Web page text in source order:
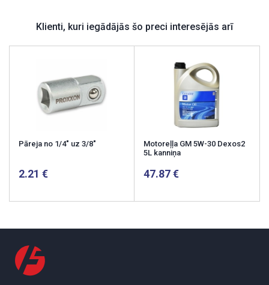
Klienti, kuri iegādājās šo preci interesējās arī
Pāreja no 1/4" uz 3/8"
2.21
Motoreļļa GM 5W-30 Dexos2
5L kanniņa
47.87